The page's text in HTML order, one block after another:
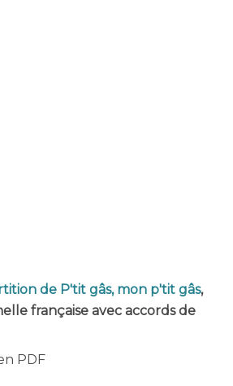
de P'tit gâs, mon p'tit gâs,
française avec accords de
PDF